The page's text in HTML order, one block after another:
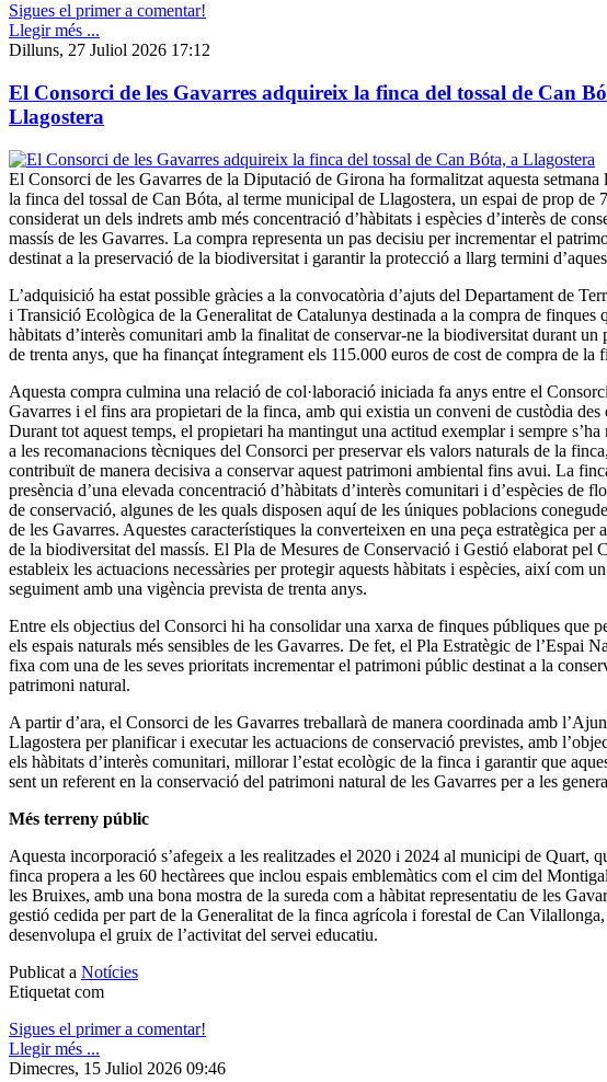
Sigues el primer a comentar!
Llegir més ...
Dilluns, 27 Juliol 2026 17:12
El Consorci de les Gavarres adquireix la finca del tossal de Can
Llagostera
El Consorci de les Gavarres de la Diputació de Girona ha formalitzat aquesta setmana
la finca del tossal de Can Bóta, al terme municipal de Llagostera, un espai de prop de
considerat un dels indrets amb més concentració d’hàbitats i espècies d’interès de
massís de les Gavarres. La compra representa un pas decisiu per incrementar el
destinat a la preservació de la biodiversitat i garantir la protecció a llarg termini
L’adquisició ha estat possible gràcies a la convocatòria d’ajuts del Departament de
i Transició Ecològica de la Generalitat de Catalunya destinada a la compra de finques
hàbitats d’interès comunitari amb la finalitat de conservar-ne la biodiversitat durant un
de trenta anys, que ha finançat íntegrament els 115.000 euros de cost de compra de la
Aquesta compra culmina una relació de col·laboració iniciada fa anys entre el
Gavarres i el fins ara propietari de la finca, amb qui existia un conveni de custòdia des
Durant tot aquest temps, el propietari ha mantingut una actitud exemplar i sempre s’ha
a les recomanacions tècniques del Consorci per preservar els valors naturals de la
contribuït de manera decisiva a conservar aquest patrimoni ambiental fins avui. La
presència d’una elevada concentració d’hàbitats d’interès comunitari i d’espècies de
de conservació, algunes de les quals disposen aquí de les úniques poblacions
de les Gavarres. Aquestes característiques la converteixen en una peça estratègica per
de la biodiversitat del massís. El Pla de Mesures de Conservació i Gestió elaborat pel
estableix les actuacions necessàries per protegir aquests hàbitats i espècies, així com
seguiment amb una vigència prevista de trenta anys.
Entre els objectius del Consorci hi ha consolidar una xarxa de finques públiques que
els espais naturals més sensibles de les Gavarres. De fet, el Pla Estratègic de l’Espai
fixa com una de les seves prioritats incrementar el patrimoni públic destinat a la
patrimoni natural.
A partir d’ara, el Consorci de les Gavarres treballarà de manera coordinada amb
Llagostera per planificar i executar les actuacions de conservació previstes, amb
els hàbitats d’interès comunitari, millorar l’estat ecològic de la finca i garantir que
sent un referent en la conservació del patrimoni natural de les Gavarres per a les
Més terreny públic
Aquesta incorporació s’afegeix a les realitzades el 2020 i 2024 al municipi de Quart,
finca propera a les 60 hectàrees que inclou espais emblemàtics com el cim del
les Bruixes, amb una bona mostra de la sureda com a hàbitat representatiu de les
gestió cedida per part de la Generalitat de la finca agrícola i forestal de Can
desenvolupa el gruix de l’activitat del servei educatiu.
Publicat a Notícies
Etiquetat com
Sigues el primer a comentar!
Llegir més ...
Dimecres, 15 Juliol 2026 09:46